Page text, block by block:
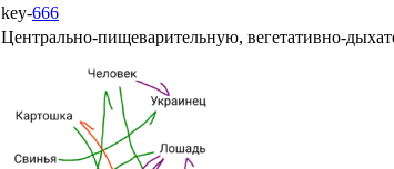
key-666
Центрально-пищеварительную, вегетативно-